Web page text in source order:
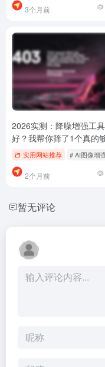
3个月前
2026实测：降噪增强工
好？我帮你筛了1个真的
实用网站推荐 # AI图像增
2个月前
暂无评论